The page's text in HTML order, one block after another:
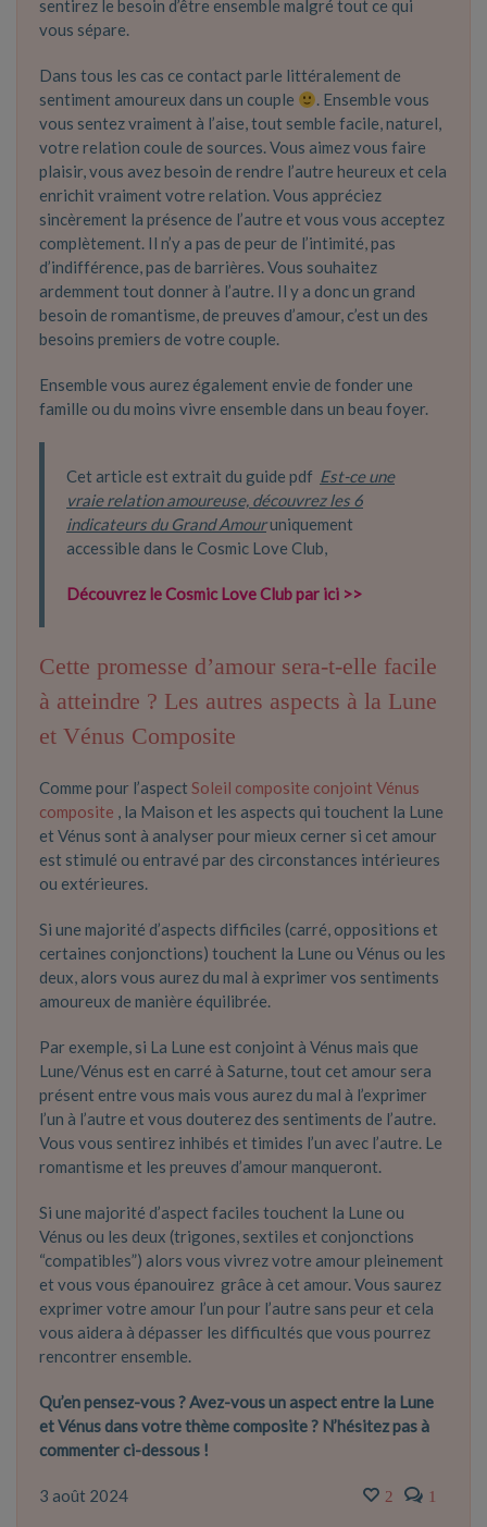
sentirez le besoin d’être ensemble malgré tout ce qui
vous sépare.
Dans tous les cas ce contact parle littéralement de
sentiment amoureux dans un couple
. Ensemble vous
vous sentez vraiment à l’aise, tout semble facile, naturel,
votre relation coule de sources. Vous aimez vous faire
plaisir, vous avez besoin de rendre l’autre heureux et cela
enrichit vraiment votre relation. Vous appréciez
sincèrement la présence de l’autre et vous vous acceptez
complètement. Il n’y a pas de peur de l’intimité, pas
d’indifférence, pas de barrières. Vous souhaitez
ardemment tout donner à l’autre. Il y a donc un grand
besoin de romantisme, de preuves d’amour, c’est un des
besoins premiers de votre couple.
Ensemble vous aurez également envie de fonder une
famille ou du moins vivre ensemble dans un beau foyer.
Cet article est extrait du guide pdf Est-ce une
vraie relation amoureuse, découvrez les 6
indicateurs du Grand Amouruniquement
accessible dans le Cosmic Love Club,
Découvrez le Cosmic Love Club par ici >>
Cette promesse d’amour sera-t-elle facile
à atteindre ? Les autres aspects à la Lune
et Vénus Composite
Comme pour l’aspect Soleil composite conjoint Vénus
composite , la Maison et les aspects qui touchent la Lune
et Vénus sont à analyser pour mieux cerner si cet amour
est stimulé ou entravé par des circonstances intérieures
ou extérieures.
Si une majorité d’aspects difficiles (carré, oppositions et
certaines conjonctions) touchent la Lune ou Vénus ou les
deux, alors vous aurez du mal à exprimer vos sentiments
amoureux de manière équilibrée.
Par exemple, si La Lune est conjoint à Vénus mais que
Lune/Vénus est en carré à Saturne, tout cet amour sera
présent entre vous mais vous aurez du mal à l’exprimer
l’un à l’autre et vous douterez des sentiments de l’autre.
Vous vous sentirez inhibés et timides l’un avec l’autre. Le
romantisme et les preuves d’amour manqueront.
Si une majorité d’aspect faciles touchent la Lune ou
Vénus ou les deux (trigones, sextiles et conjonctions
“compatibles”) alors vous vivrez votre amour pleinement
et vous vous épanouirez grâce à cet amour. Vous saurez
exprimer votre amour l’un pour l’autre sans peur et cela
vous aidera à dépasser les difficultés que vous pourrez
rencontrer ensemble.
Qu’en pensez-vous ? Avez-vous un aspect entre la Lune
et Vénus dans votre thème composite ? N’hésitez pas à
commenter ci-dessous !
3 août 2024 2 1